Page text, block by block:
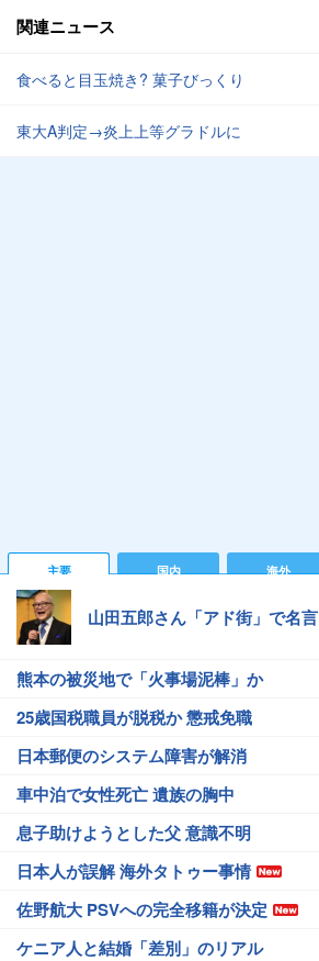
関連ニュース
食べると目玉焼き? 菓子びっくり
東大A判定→炎上上等グラドルに
主要 国内 海外
山田五郎さん「アド街」で名言
熊本の被災地で「火事場泥棒」か
25歳国税職員が脱税か 懲戒免職
日本郵便のシステム障害が解消
車中泊で女性死亡 遺族の胸中
息子助けようとした父 意識不明
日本人が誤解 海外タトゥー事情
佐野航大 PSVへの完全移籍が決定
ケニア人と結婚「差別」のリアル